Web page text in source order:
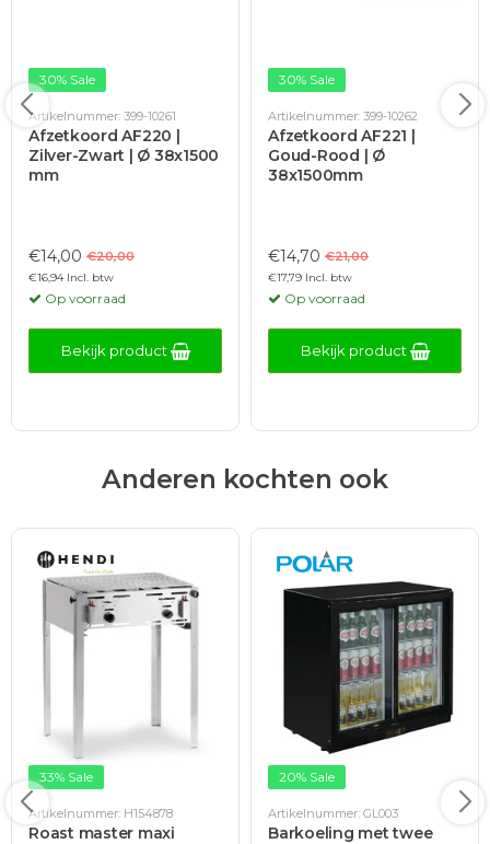
30% Sale
Artikelnummer: 399-10261
Afzetkoord AF220 |
Zilver-Zwart | Ø 38x1500
mm
€14,00 €20,00
€16,94 Incl. btw
Op voorraad
Bekijk product
30% Sale
Artikelnummer: 399-10262
Afzetkoord AF221 |
Goud-Rood | Ø
38x1500mm
€14,70 €21,00
€17,79 Incl. btw
Op voorraad
Bekijk product
Anderen kochten ook
33% Sale
Artikelnummer: H154878
Roast master maxi
20% Sale
Artikelnummer: GL003
Barkoeling met twee